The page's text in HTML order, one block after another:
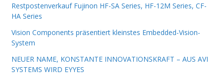
Restpostenverkauf Fujinon HF-SA Series, HF-12M Series, CF-
HA Series
Vision Components präsentiert kleinstes Embedded-Vision-
System
NEUER NAME, KONSTANTE INNOVATIONSKRAFT – AUS AVI
SYSTEMS WIRD EYYES